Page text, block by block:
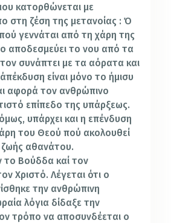
κατορθώνεται με
στη ζέση της μετανοίας : Ό
γεννάται από τη χάρη της
αποδεσμεύει το νου από τα
συνάπτει με τα αόρατα και
είναι μόνο το ήμισυ
αφορά τον ανθρώπινο
επίπεδο της υπάρξεως.
υπάρχει και η επένδυση
του Θεού πού ακολουθεί
ζωής αθανάτου.
το Βούδδα καί τον
Χριστό. Λέγεται ότι ο
την ανθρώπινη
λόγια δίδαξε την
τρόπο να αποσυνδέεται ο